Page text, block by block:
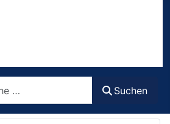
Suchen